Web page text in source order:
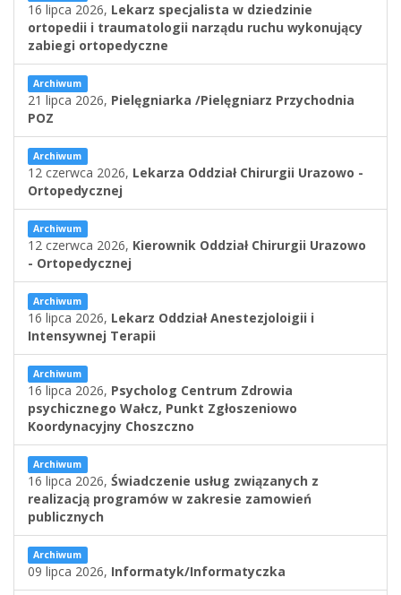
16 lipca 2026, Lekarz specjalista w dziedzinie
ortopedii i traumatologii narządu ruchu wykonujący
zabiegi ortopedyczne
Archiwum
21 lipca 2026, Pielęgniarka /Pielęgniarz Przychodnia
POZ
Archiwum
12 czerwca 2026, Lekarza Oddział Chirurgii Urazowo -
Ortopedycznej
Archiwum
12 czerwca 2026, Kierownik Oddział Chirurgii Urazowo
- Ortopedycznej
Archiwum
16 lipca 2026, Lekarz Oddział Anestezjoloigii i
Intensywnej Terapii
Archiwum
16 lipca 2026, Psycholog Centrum Zdrowia
psychicznego Wałcz, Punkt Zgłoszeniowo
Koordynacyjny Choszczno
Archiwum
16 lipca 2026, Świadczenie usług związanych z
realizacją programów w zakresie zamowień
publicznych
Archiwum
09 lipca 2026, Informatyk/Informatyczka